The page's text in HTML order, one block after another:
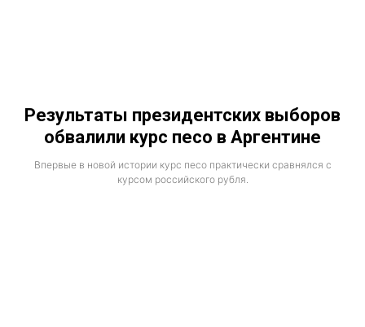
Результаты президентских выборов
обвалили курс песо в Аргентине
Впервые в новой истории курс песо практически сравнялся с
курсом российского рубля.